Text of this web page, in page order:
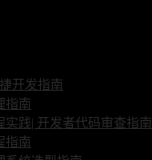
开发指南
指南
实践| 开发者代码审查指南
指南